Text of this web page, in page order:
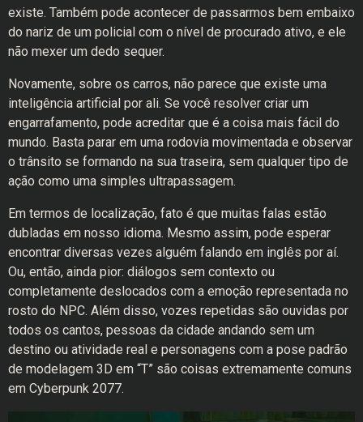
existe. Também pode acontecer de passarmos bem embaixo
do nariz de um policial com o nível de procurado ativo, e ele
não mexer um dedo sequer.
Novamente, sobre os carros, não parece que existe uma
inteligência artificial por ali. Se você resolver criar um
engarrafamento, pode acreditar que é a coisa mais fácil do
mundo. Basta parar em uma rodovia movimentada e observar
o trânsito se formando na sua traseira, sem qualquer tipo de
ação como uma simples ultrapassagem.
Em termos de localização, fato é que muitas falas estão
dubladas em nosso idioma. Mesmo assim, pode esperar
encontrar diversas vezes alguém falando em inglês por aí.
Ou, então, ainda pior: diálogos sem contexto ou
completamente deslocados com a emoção representada no
rosto do NPC. Além disso, vozes repetidas são ouvidas por
todos os cantos, pessoas da cidade andando sem um
destino ou atividade real e personagens com a pose padrão
de modelagem 3D em “T” são coisas extremamente comuns
em Cyberpunk 2077.